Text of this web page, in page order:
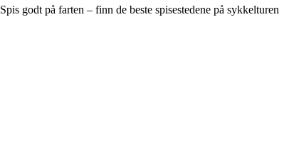
Spis godt på farten – finn de beste spisestedene på sykkelturen